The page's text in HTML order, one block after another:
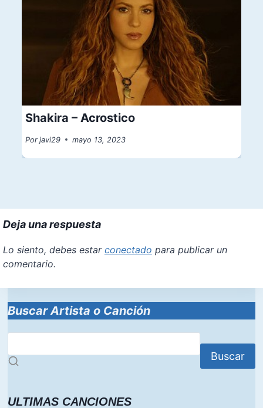
Shakira – Acrostico
Por javi29 mayo 13, 2023
Deja una respuesta
Lo siento, debes estar conectado para publicar un
comentario.
Buscar Artista o Canción
Buscar
ULTIMAS CANCIONES